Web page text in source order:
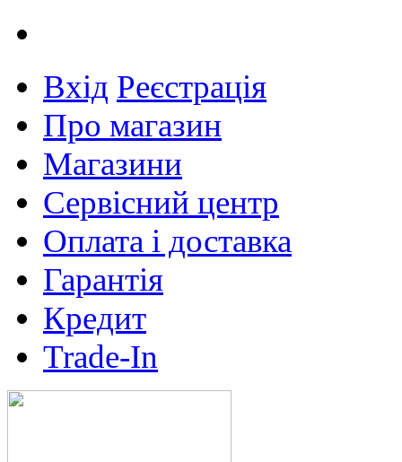
Вхід Реєстрація
Про магазин
Магазини
Сервісний центр
Оплата і доставка
Гарантія
Кредит
Trade-In